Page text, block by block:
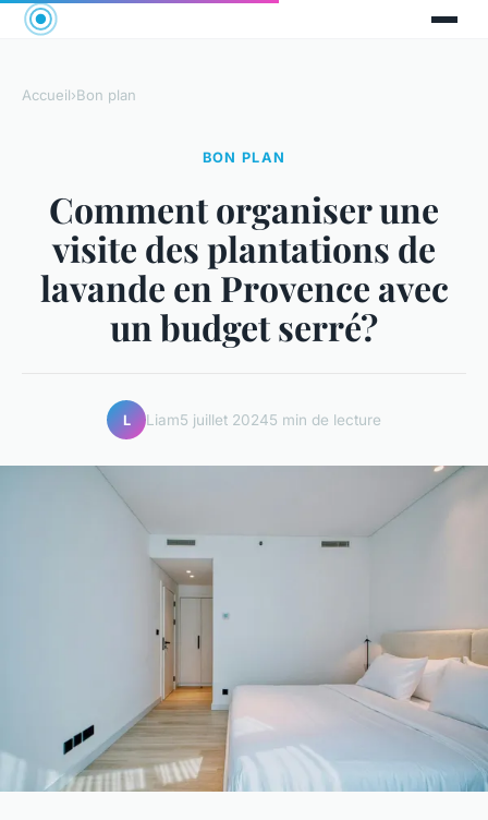
Accueil›Bon plan
BON PLAN
Comment organiser une
visite des plantations de
lavande en Provence avec
un budget serré?
L Liam5 juillet 20245 min de lecture